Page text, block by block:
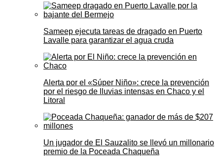
Sameep ejecuta tareas de dragado en Puerto
Lavalle para garantizar el agua cruda
Alerta por el «Súper Niño»: crece la prevención
por el riesgo de lluvias intensas en Chaco y el
Litoral
Un jugador de El Sauzalito se llevó un millonario
premio de la Poceada Chaqueña